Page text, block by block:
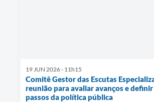
19 JUN 2026 - 11h15
Comitê Gestor das Escutas
reunião para avaliar avanços e
passos da política pública